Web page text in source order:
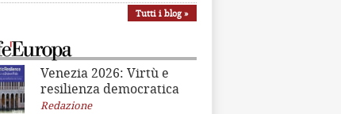
Tutti i blog »
Venezia 2026: Virtù e
resilienza democratica
Redazione